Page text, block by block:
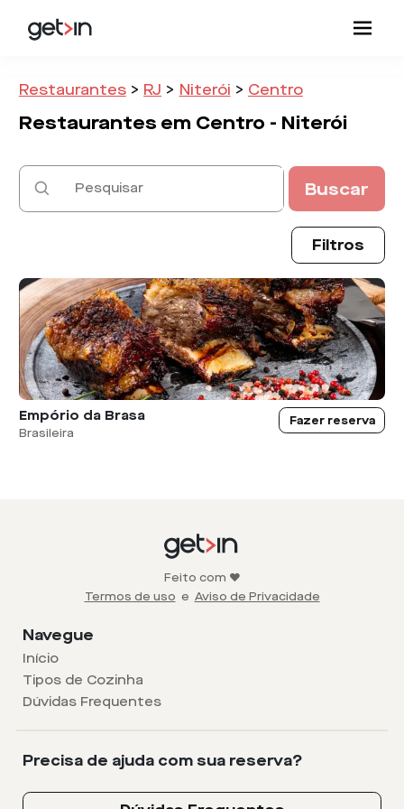
Restaurantes > RJ > Niterói > Centro
Restaurantes em Centro - Niterói
Buscar
Filtros
Empório da Brasa
Brasileira
Fazer reserva
Feito com ❤️
Termos de uso e Aviso de Privacidade
Navegue
Início
Tipos de Cozinha
Dúvidas Frequentes
Precisa de ajuda com sua reserva?